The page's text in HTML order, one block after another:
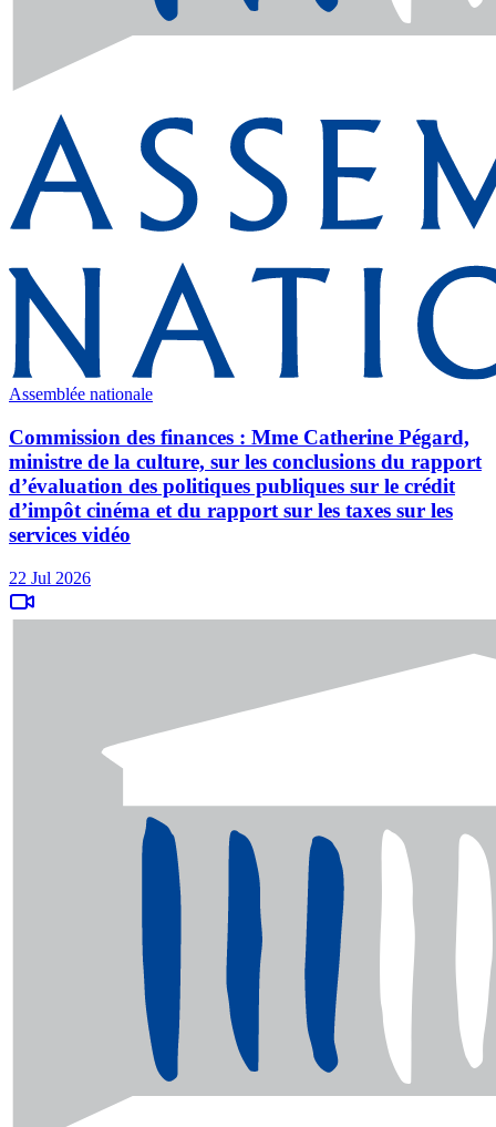
Assemblée nationale
Commission des finances : Mme Catherine Pégard,
ministre de la culture, sur les conclusions du rapport
d’évaluation des politiques publiques sur le crédit
d’impôt cinéma et du rapport sur les taxes sur les
services vidéo
22 Jul 2026